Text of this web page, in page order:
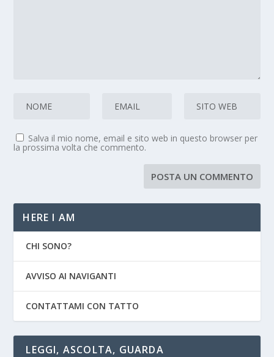
Salva il mio nome, email e sito web in questo browser per
la prossima volta che commento.
HERE I AM
CHI SONO?
AVVISO AI NAVIGANTI
CONTATTAMI CON TATTO
LEGGI, ASCOLTA, GUARDA